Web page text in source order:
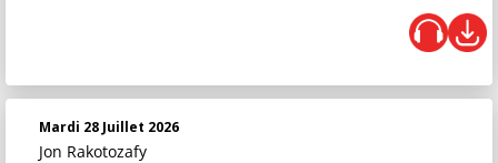
Mardi 28 Juillet 2026
Jon Rakotozafy